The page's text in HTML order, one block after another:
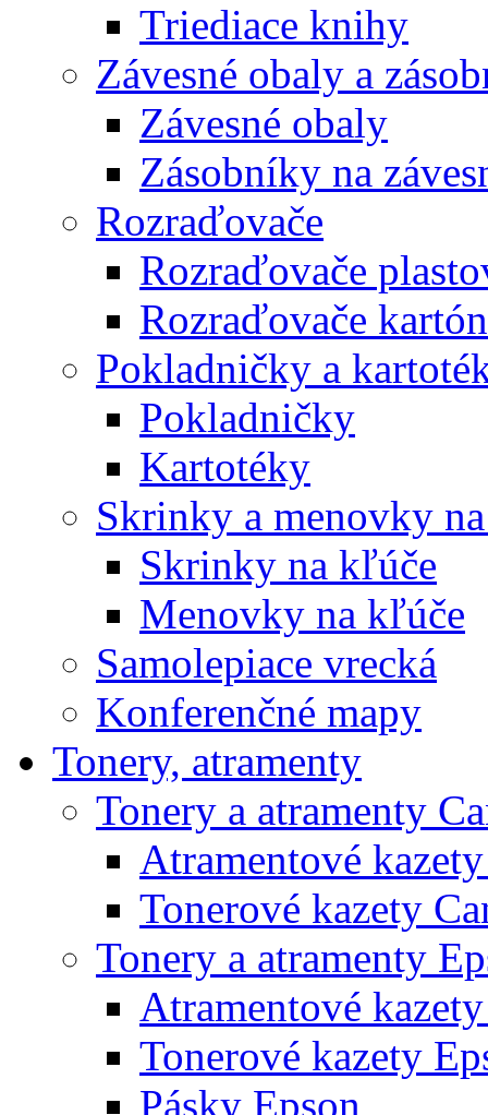
Triediace knihy
Závesné obaly a
Závesné obaly
Zásobníky na
Rozraďovače
Rozraďovače
Rozraďovače
Pokladničky a
Pokladničky
Kartotéky
Skrinky a menovky
Skrinky na kľúče
Menovky na kľúče
Samolepiace vrecká
Konferenčné mapy
Tonery, atramenty
Tonery a atramenty
Atramentové
Tonerové kazety
Tonery a atramenty
Atramentové
Tonerové kazety
Pásky Epson